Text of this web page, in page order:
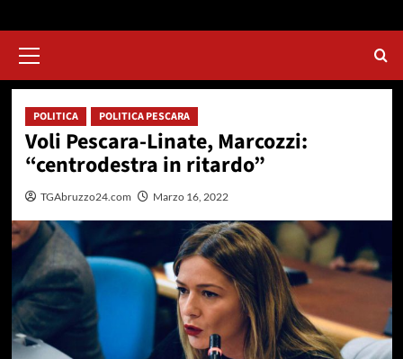
principale
POLITICA POLITICA PESCARA
Voli Pescara-Linate, Marcozzi:
“centrodestra in ritardo”
TGAbruzzo24.com Marzo 16, 2022